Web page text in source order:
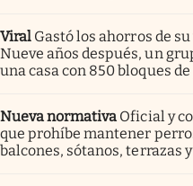
Viral Gastó los ahorros de
Nueve años después, un
una casa con 850 bloques
Nueva normativa Oficial y
que prohíbe mantener
balcones, sótanos, terrazas